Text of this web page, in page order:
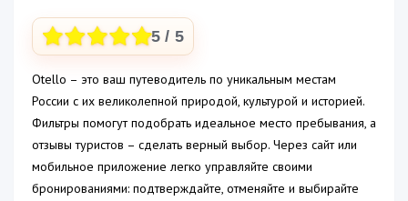
5 / 5
Otello – это ваш путеводитель по уникальным местам
России с их великолепной природой, культурой и историей.
Фильтры помогут подобрать идеальное место пребывания, а
отзывы туристов – сделать верный выбор. Через сайт или
мобильное приложение легко управляйте своими
бронированиями: подтверждайте, отменяйте и выбирайте